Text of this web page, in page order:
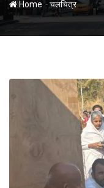
Home -चलचित्र